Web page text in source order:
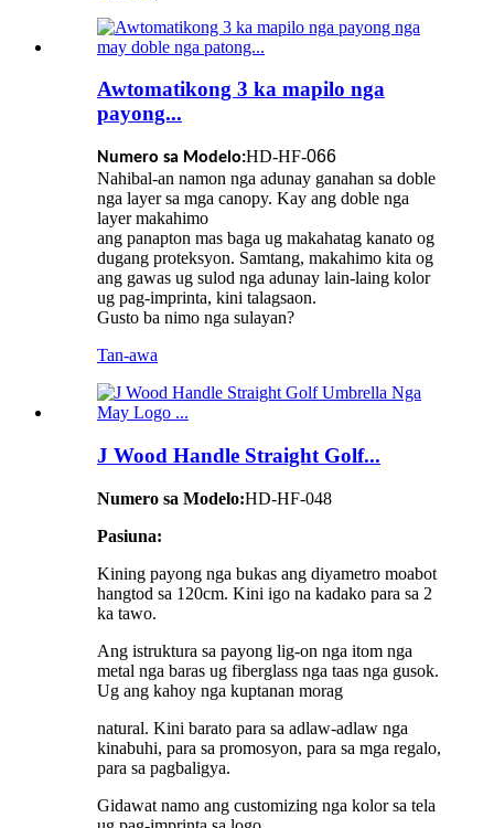
Awtomatikong 3 ka mapilo nga
payong...
Numero sa Modelo:HD-HF-066
Nahibal-an namon nga adunay ganahan sa doble
nga layer sa mga canopy. Kay ang doble nga
layer makahimo
ang panapton mas baga ug makahatag kanato og
dugang proteksyon. Samtang, makahimo kita og
ang gawas ug sulod nga adunay lain-laing kolor
ug pag-imprinta, kini talagsaon.
Gusto ba nimo nga sulayan?
Tan-awa
J Wood Handle Straight Golf...
Numero sa Modelo:HD-HF-048
Pasiuna:
Kining payong nga bukas ang diyametro moabot
hangtod sa 120cm. Kini igo na kadako para sa 2
ka tawo.
Ang istruktura sa payong lig-on nga itom nga
metal nga baras ug fiberglass nga taas nga gusok.
Ug ang kahoy nga kuptanan morag
natural. Kini barato para sa adlaw-adlaw nga
kinabuhi, para sa promosyon, para sa mga regalo,
para sa pagbaligya.
Gidawat namo ang customizing nga kolor sa tela